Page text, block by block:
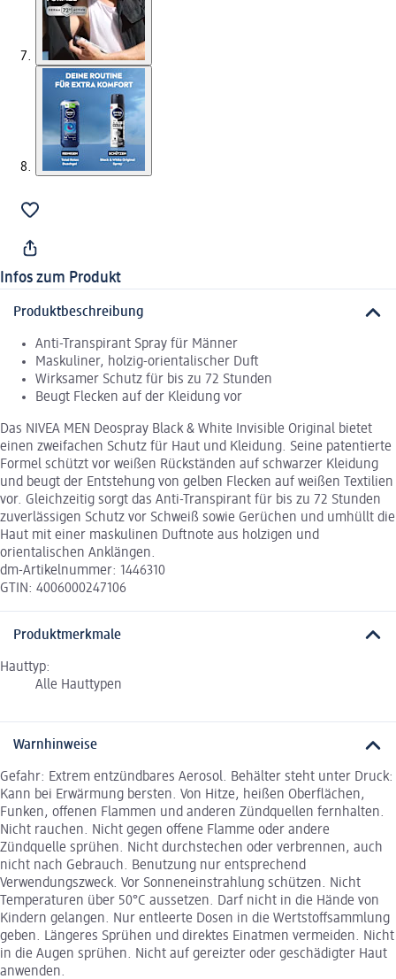
Infos zum Produkt
Produktbeschreibung
Anti-Transpirant Spray für Männer
Maskuliner, holzig-orientalischer Duft
Wirksamer Schutz für bis zu 72 Stunden
Beugt Flecken auf der Kleidung vor
Das NIVEA MEN Deospray Black & White Invisible Original bietet
einen zweifachen Schutz für Haut und Kleidung. Seine patentierte
Formel schützt vor weißen Rückständen auf schwarzer Kleidung
und beugt der Entstehung von gelben Flecken auf weißen Textilien
vor. Gleichzeitig sorgt das Anti-Transpirant für bis zu 72 Stunden
zuverlässigen Schutz vor Schweiß sowie Gerüchen und umhüllt die
Haut mit einer maskulinen Duftnote aus holzigen und
orientalischen Anklängen.
dm-Artikelnummer: 1446310
GTIN: 4006000247106
Produktmerkmale
Hauttyp:
Alle Hauttypen
Warnhinweise
Gefahr: Extrem entzündbares Aerosol. Behälter steht unter Druck:
Kann bei Erwärmung bersten. Von Hitze, heißen Oberflächen,
Funken, offenen Flammen und anderen Zündquellen fernhalten.
Nicht rauchen. Nicht gegen offene Flamme oder andere
Zündquelle sprühen. Nicht durchstechen oder verbrennen, auch
nicht nach Gebrauch. Benutzung nur entsprechend
Verwendungszweck. Vor Sonneneinstrahlung schützen. Nicht
Temperaturen über 50°C aussetzen. Darf nicht in die Hände von
Kindern gelangen. Nur entleerte Dosen in die Wertstoffsammlung
geben. Längeres Sprühen und direktes Einatmen vermeiden. Nicht
in die Augen sprühen. Nicht auf gereizter oder geschädigter Haut
anwenden.